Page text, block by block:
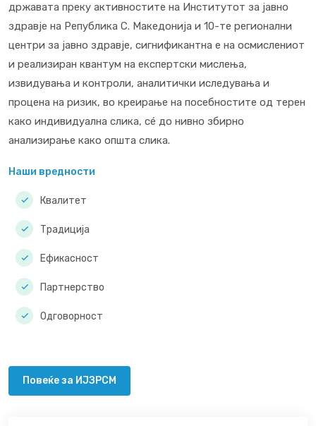
државата преку активностите на Институтот за јавно
здравје на Република С. Македонија и 10-те регионални
центри за јавно здравје, сигнификантна е на осмислениот
и реализиран квантум на експертски мислења,
извидувања и контроли, аналитички иследувања и
процена на ризик, во креирање на посебностите од терен
како индивидуална слика, сé до нивно збирно
анализирање како општа слика.
Наши вредности
Квалитет
Традиција
Ефикасност
Партнерство
Одговорност
Повеќе за ИЈЗРСМ